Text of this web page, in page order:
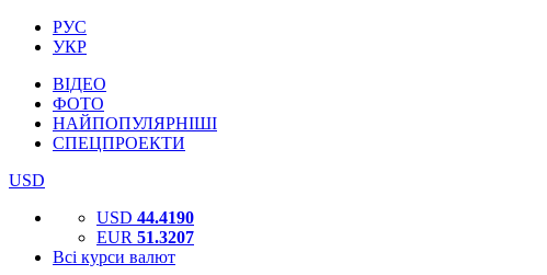
РУС
УКР
ВІДЕО
ФОТО
НАЙПОПУЛЯРНІШІ
СПЕЦПРОЕКТИ
USD
USD 44.4190
EUR 51.3207
Всі курси валют